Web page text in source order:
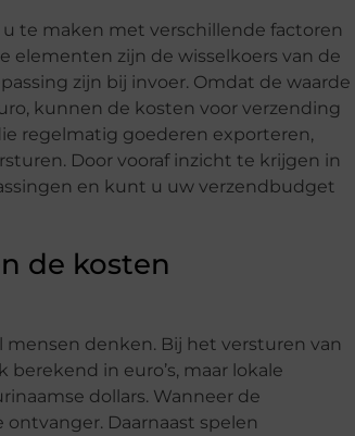
te maken met verschillende factoren
elementen zijn de wisselkoers van de
zijn bij invoer. Omdat de waarde
kunnen de kosten voor verzending
regelmatig goederen exporteren,
Door vooraf inzicht te krijgen in
en kunt u uw verzendbudget
de kosten
denken. Bij het versturen van
in euro’s, maar lokale
dollars. Wanneer de
Daarnaast spelen